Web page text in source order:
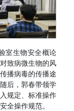
室生物安全概论
致病微生物的风
播病毒的传播途
后，郭春带领学
规定、标准操作
全操作规范。